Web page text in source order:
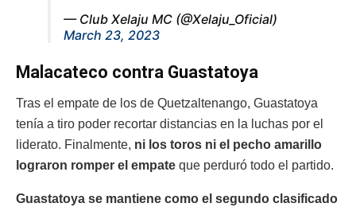
— Club Xelaju MC (@Xelaju_Oficial)
March 23, 2023
Malacateco contra Guastatoya
Tras el empate de los de Quetzaltenango, Guastatoya
tenía a tiro poder recortar distancias en la luchas por el
liderato. Finalmente, ni los toros ni el pecho amarillo
lograron romper el empate que perduró todo el partido.
Guastatoya se mantiene como el segundo clasificado